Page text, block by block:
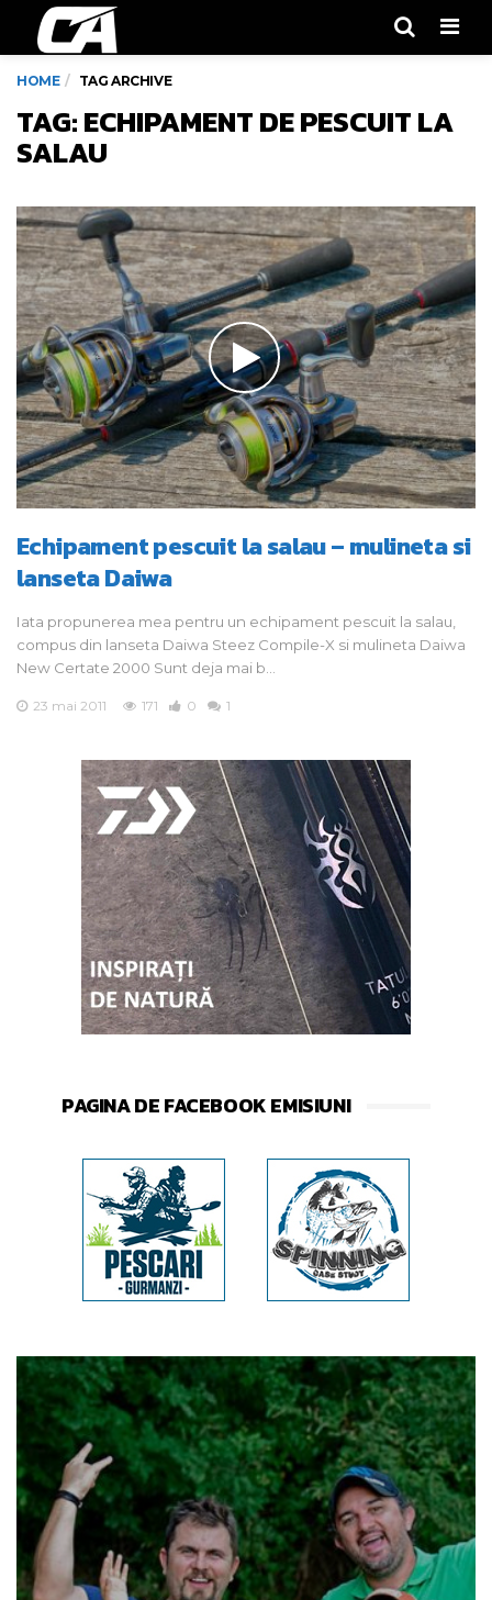
HOME TAG ARCHIVE
TAG: ECHIPAMENT DE PESCUIT LA
SALAU
Echipament pescuit la salau – mulineta si
lanseta Daiwa
Iata propunerea mea pentru un echipament pescuit la salau,
compus din lanseta Daiwa Steez Compile-X si mulineta Daiwa
New Certate 2000 Sunt deja mai b…
23 mai 2011 171 0 1
PAGINA DE FACEBOOK EMISIUNI